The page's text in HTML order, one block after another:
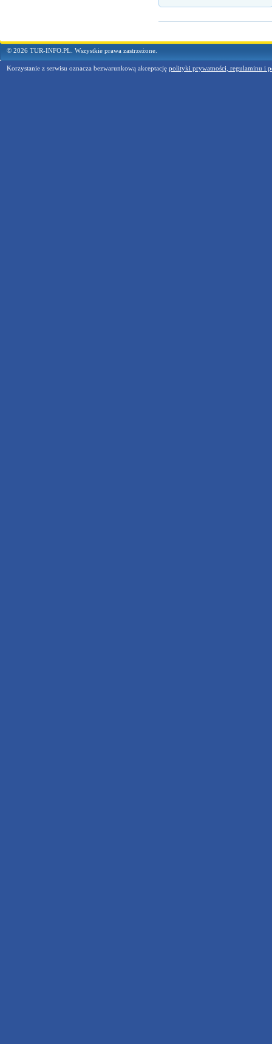
© 2026 TUR-INFO.PL. Wszystkie prawa zastrzeżone.
Korzystanie z serwisu oznacza bezwarunkową akceptację polityki prywatności, regulaminu i